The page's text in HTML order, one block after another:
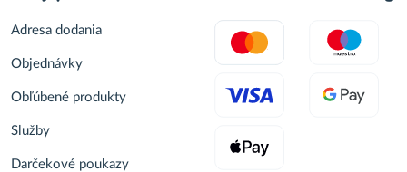
Adresa dodania
Objednávky
Obľúbené produkty
Služby
Darčekové poukazy